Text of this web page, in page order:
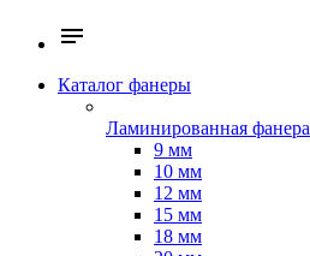
Каталог фанеры
Ламинированная фанера
9 мм
10 мм
12 мм
15 мм
18 мм